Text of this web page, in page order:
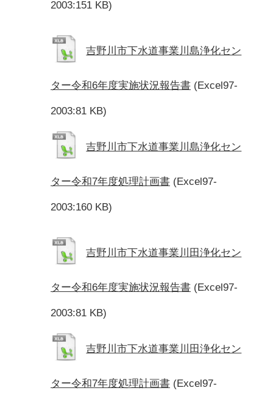
2003:151 KB)
吉野川市下水道事業川島浄化セン
ター令和6年度実施状況報告書 (Excel97-
2003:81 KB)
吉野川市下水道事業川島浄化セン
ター令和7年度処理計画書 (Excel97-
2003:160 KB)
吉野川市下水道事業川田浄化セン
ター令和6年度実施状況報告書 (Excel97-
2003:81 KB)
吉野川市下水道事業川田浄化セン
ター令和7年度処理計画書 (Excel97-